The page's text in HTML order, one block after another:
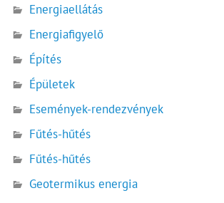
Energiaellátás
Energiafigyelő
Építés
Épületek
Események-rendezvények
Fűtés-hűtés
Fűtés-hűtés
Geotermikus energia